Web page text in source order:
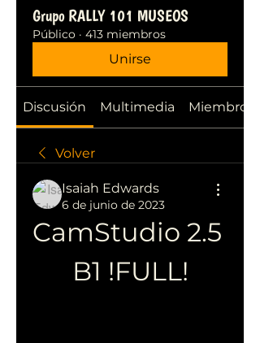
Grupo RALLY 101 MUSEOS
Público · 413 miembros
Unirse
Discusión Multimedia Miembros
Volver
Isaiah Edwards
6 de junio de 2023
CamStudio 2.5
B1 !FULL!